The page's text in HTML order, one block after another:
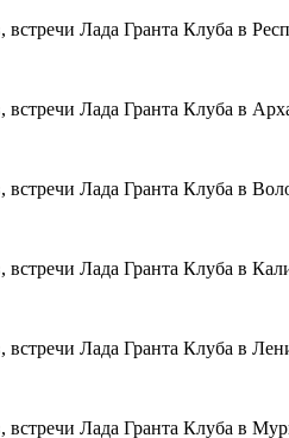
Лада Гранта Клуба в
Лада Гранта Клуба в
Лада Гранта Клуба в
Лада Гранта Клуба в
Лада Гранта Клуба в
Лада Гранта Клуба в